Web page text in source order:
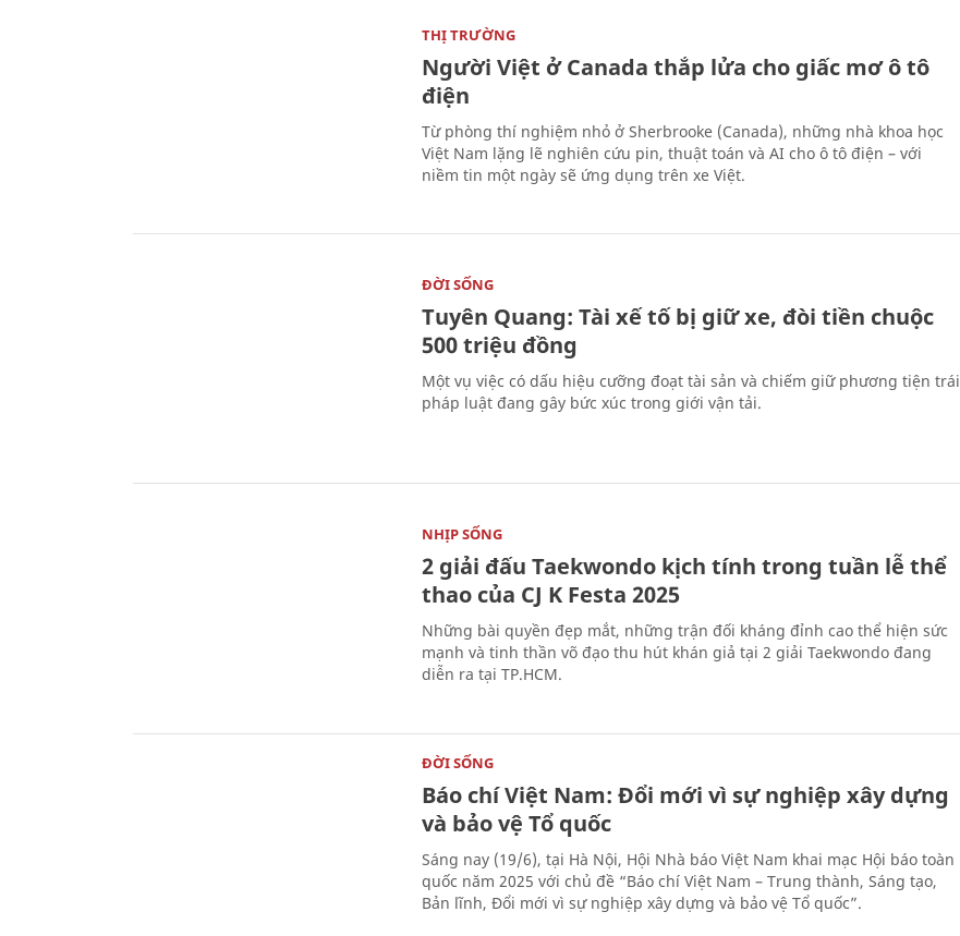
THỊ TRƯỜNG
Người Việt ở Canada thắp lửa cho giấc mơ ô tô
điện
Từ phòng thí nghiệm nhỏ ở Sherbrooke (Canada), những nhà khoa học
Việt Nam lặng lẽ nghiên cứu pin, thuật toán và AI cho ô tô điện – với
niềm tin một ngày sẽ ứng dụng trên xe Việt.
ĐỜI SỐNG
Tuyên Quang: Tài xế tố bị giữ xe, đòi tiền chuộc
500 triệu đồng
Một vụ việc có dấu hiệu cưỡng đoạt tài sản và chiếm giữ phương tiện trái
pháp luật đang gây bức xúc trong giới vận tải.
NHỊP SỐNG
2 giải đấu Taekwondo kịch tính trong tuần lễ thể
thao của CJ K Festa 2025
Những bài quyền đẹp mắt, những trận đối kháng đỉnh cao thể hiện sức
mạnh và tinh thần võ đạo thu hút khán giả tại 2 giải Taekwondo đang
diễn ra tại TP.HCM.
ĐỜI SỐNG
Báo chí Việt Nam: Đổi mới vì sự nghiệp xây dựng
và bảo vệ Tổ quốc
Sáng nay (19/6), tại Hà Nội, Hội Nhà báo Việt Nam khai mạc Hội báo toàn
quốc năm 2025 với chủ đề “Báo chí Việt Nam – Trung thành, Sáng tạo,
Bản lĩnh, Đổi mới vì sự nghiệp xây dựng và bảo vệ Tổ quốc”.